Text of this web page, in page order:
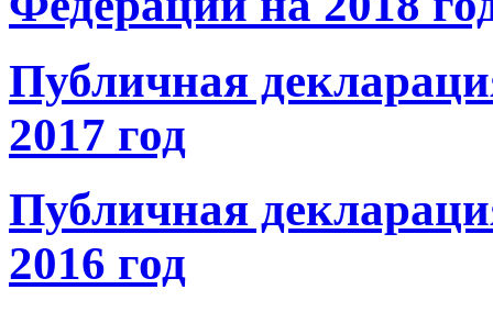
Публичная
2017 год
Публичная
2016 год